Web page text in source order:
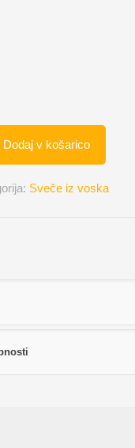
Dodaj v košarico
Sveče iz voska